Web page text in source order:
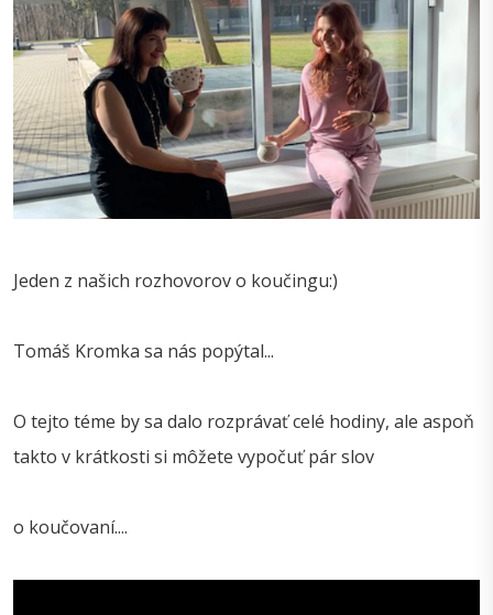
Jeden z našich rozhovorov o koučingu:)
Tomáš Kromka sa nás popýtal...
O tejto téme by sa dalo rozprávať celé hodiny, ale aspoň
takto v krátkosti si môžete vypočuť pár slov
o koučovaní....